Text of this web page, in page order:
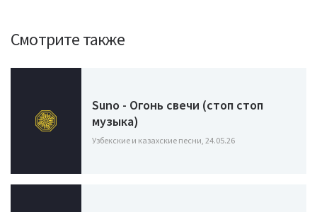
Смотрите также
Suno - Огонь свечи (стоп стоп
музыка)
Узбекские и казахские песни, 24.05.26